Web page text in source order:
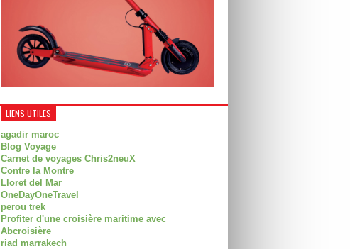
LIENS UTILES
agadir maroc
Blog Voyage
Carnet de voyages Chris2neuX
Contre la Montre
Lloret del Mar
OneDayOneTravel
perou trek
Profiter d'une croisière maritime avec
Abcroisière
riad marrakech